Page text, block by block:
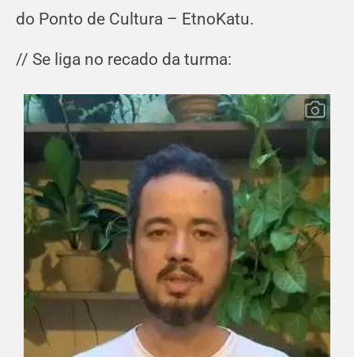
do Ponto de Cultura – EtnoKatu.
// Se liga no recado da turma: